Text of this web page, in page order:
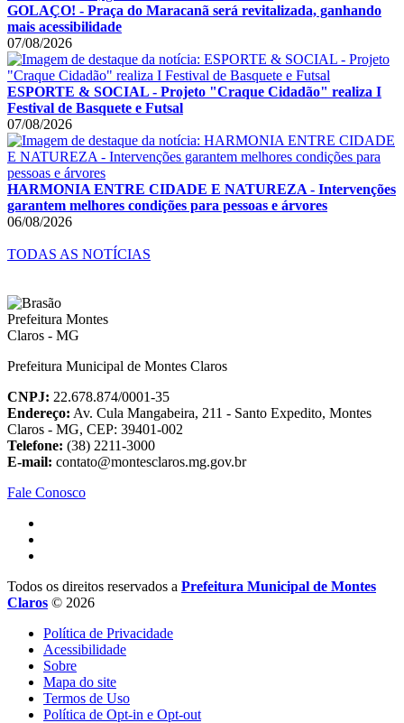
GOLAÇO! - Praça do Maracanã será revitalizada, ganhando
mais acessibilidade
07/08/2026
ESPORTE & SOCIAL - Projeto "Craque Cidadão" realiza I
Festival de Basquete e Futsal
07/08/2026
HARMONIA ENTRE CIDADE E NATUREZA - Intervenções
garantem melhores condições para pessoas e árvores
06/08/2026
TODAS AS NOTÍCIAS
Prefeitura Municipal de Montes Claros
CNPJ: 22.678.874/0001-35
Endereço: Av. Cula Mangabeira, 211 - Santo Expedito, Montes
Claros - MG, CEP: 39401-002
Telefone: (38) 2211-3000
E-mail: contato@montesclaros.mg.gov.br
Fale Conosco
Todos os direitos reservados a Prefeitura Municipal de Montes
Claros © 2026
Política de Privacidade
Acessibilidade
Sobre
Mapa do site
Termos de Uso
Política de Opt-in e Opt-out